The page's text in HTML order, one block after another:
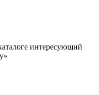
интересующий